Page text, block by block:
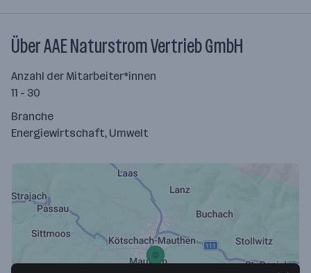
Über AAE Naturstrom Vertrieb GmbH
Anzahl der Mitarbeiter*innen
11 - 30
Branche
Energiewirtschaft, Umwelt